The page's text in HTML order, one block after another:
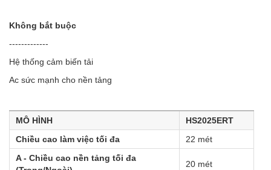
Không bắt buộc
-------------
Hệ thống cảm biến tải
Ac sức mạnh cho nền tảng
MÔ HÌNH
HS2025ERT
Chiều cao làm việc tối đa
22 mét
A - Chiều cao nền tảng tối đa
20 mét